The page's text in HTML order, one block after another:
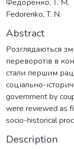
Федоренко, Т. М.
Fedorenko, T. N.
Abstract
Розглядаються
переворотів в
стали першим
соціально-
government by
were reviewed as
socio-historical
Description